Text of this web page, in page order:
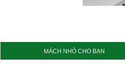
MÁCH NHỎ CHO BẠN